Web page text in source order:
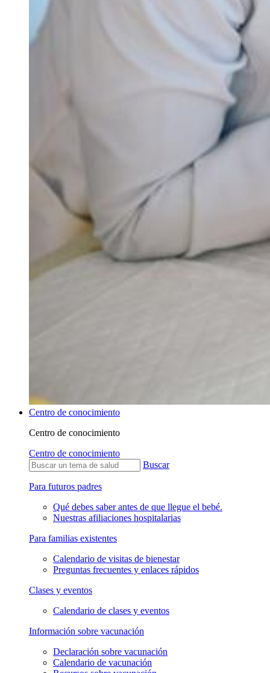
Centro de conocimiento
Centro de conocimiento
Centro de conocimiento
Buscar
Para futuros padres
Qué debes saber antes de que llegue el bebé.
Nuestras afiliaciones hospitalarias
Para familias existentes
Calendario de visitas de bienestar
Preguntas frecuentes y enlaces rápidos
Clases y eventos
Calendario de clases y eventos
Información sobre vacunación
Declaración sobre vacunación
Calendario de vacunación